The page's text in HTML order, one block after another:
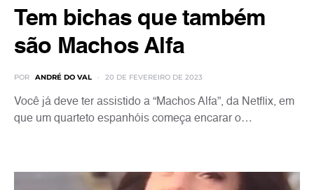
Tem bichas que também
são Machos Alfa
POR ANDRÉ DO VAL 20 DE FEVEREIRO DE 2023
Você já deve ter assistido a “Machos Alfa”, da Netflix, em
que um quarteto espanhóis começa encarar o…